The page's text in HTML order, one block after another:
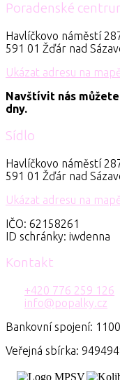
Poradenské
Havlíčkovo náměstí
591 01 Žďár nad
Ukázat adresu na
Navštívit nás
dny.
Sídlo
Havlíčkovo náměstí
591 01 Žďár nad
Ukázat adresu na
IČO: 62158261
ID schránky: iwdenna
Kontakt
+420 776 259 126
info@popalky.cz
Bankovní spojení:
Veřejná sbírka: